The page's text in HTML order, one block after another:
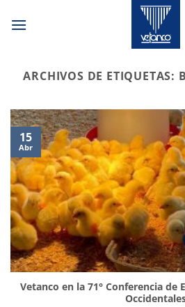
ARCHIVOS DE ETIQUETAS:
Vetanco en la 71° Conferencia de
15
Abr